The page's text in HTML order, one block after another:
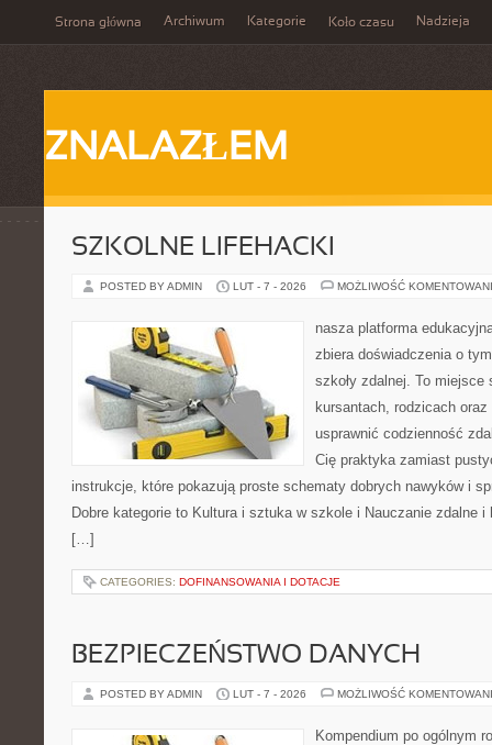
Strona główna Archiwum Kategorie Koło czasu Nadzieja
ZNALAZŁEM
SZKOLNE LIFEHACKI
POSTED BY ADMIN LUT - 7 - 2026 MOŻLIWOŚĆ
nasza platforma
zbiera doświadczenia o
szkoły zdalnej. To
kursantach, rodzicach
usprawnić codzienność
Cię praktyka zamiast
instrukcje, które pokazują proste schematy dobrych nawyków i
Dobre kategorie to Kultura i sztuka w szkole i Nauczanie zdalne
[…]
CATEGORIES: DOFINANSOWANIA I DOTACJE
BEZPIECZEŃSTWO DANYCH
POSTED BY ADMIN LUT - 7 - 2026 MOŻLIWOŚĆ
Kompendium po ogólnym